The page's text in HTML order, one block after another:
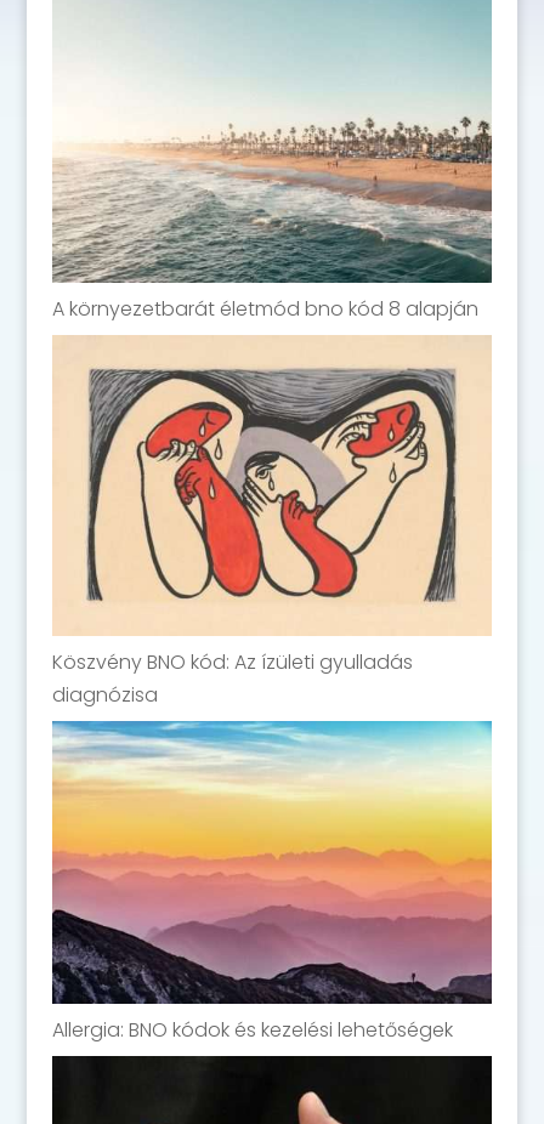
A környezetbarát életmód bno kód 8 alapján
Köszvény BNO kód: Az ízületi gyulladás
diagnózisa
Allergia: BNO kódok és kezelési lehetőségek